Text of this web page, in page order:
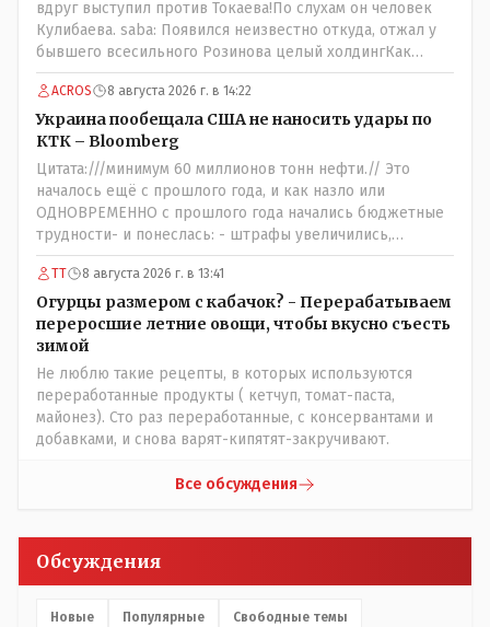
вдруг выступил против Токаева!По слухам он человек
Кулибаева. saba: Появился неизвестно откуда, отжал у
бывшего всесильного Розинова целый холдингКак
неизвестно: - в Жаильме сеял ПОЛТОРЫ тысяча гектар ,
разбогател и отжал у Василия самый крупный
агрохолдинг в мире, занесенный в Книгу рекордов
Гиннеса.
ACROS 8 августа 2026 г. в 14:22
Украина пообещала США не наносить удары по
КТК – Bloomberg
Цитата:///минимум 60 миллионов тонн нефти.// Это
началось ещё с прошлого года, и как назло или
ОДНОВРЕМЕННО с прошлого года начались бюджетные
трудности- и понеслась: - штрафы увеличились,
налоговая реформа, НДС подняли, порог подняли и всё
ради пополнения гос.казны - действительно КТК -
жизненно важная труба.
ТТ 8 августа 2026 г. в 13:41
Огурцы размером с кабачок? - Перерабатываем
переросшие летние овощи, чтобы вкусно съесть
зимой
Не люблю такие рецепты, в которых используются
переработанные продукты ( кетчуп, томат-паста,
майонез). Сто раз переработанные, с консервантами и
добавками, и снова варят-кипятят-закручивают.
Все обсуждения
Обсуждения
Новые Популярные Свободные темы